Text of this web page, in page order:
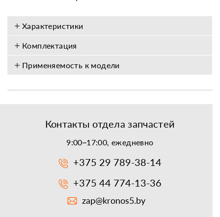
Характеристики
Комплектация
Применяемость к модели
Контакты отдела запчастей
9:00–17:00, ежедневно
+375 29 789-38-14
+375 44 774-13-36
zap@kronos5.by